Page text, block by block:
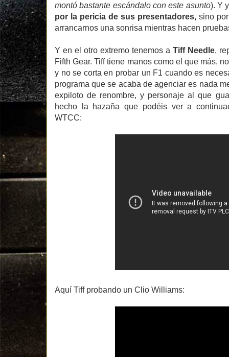
montó bastante escándalo con este asunto). Y
por la pericia de sus presentadores, sino
arrancarnos una sonrisa mientras hacen
Y en el otro extremo tenemos a Tiff Needle,
Fifth Gear. Tiff tiene manos como el que más,
y no se corta en probar un F1 cuando es
programa que se acaba de agenciar es nada
expiloto de renombre, y personaje al que
hecho la hazaña que podéis ver a
WTCC:
Aquí Tiff probando un Clio Williams: